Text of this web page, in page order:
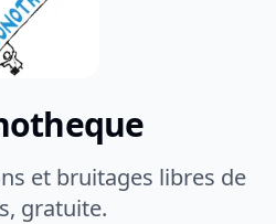
et bruitages libres de
gratuite.